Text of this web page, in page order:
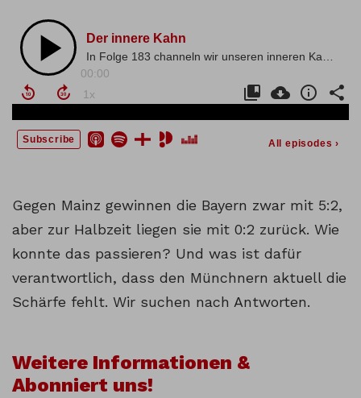
Gegen Mainz gewinnen die Bayern zwar mit 5:2,
aber zur Halbzeit liegen sie mit 0:2 zurück. Wie
konnte das passieren? Und was ist dafür
verantwortlich, dass den Münchnern aktuell die
Schärfe fehlt. Wir suchen nach Antworten.
Weitere Informationen &
Abonniert uns!